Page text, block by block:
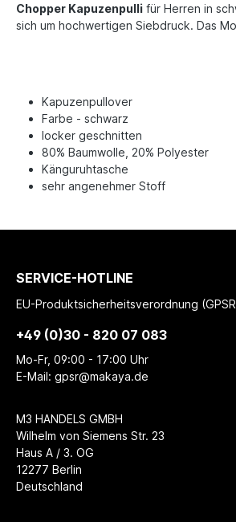
Chopper Kapuzenpulli für Herren in
sich um hochwertigen Siebdruck. Das
Kapuzenpullover
Farbe - schwarz
locker geschnitten
80% Baumwolle, 20% Polyester
Känguruhtasche
sehr angenehmer Stoff
SERVICE-HOTLINE
EU-Produktsicherheitsverordnung
+49 (0)30 - 820 07 083
Mo-Fr, 09:00 - 17:00 Uhr
E-Mail: gpsr@makaya.de
M3 HANDELS GMBH
Wilhelm von Siemens Str. 23
Haus A / 3. OG
12277 Berlin
Deutschland